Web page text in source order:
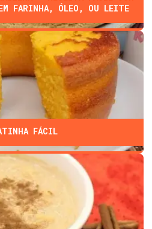
FARINHA, ÓLEO, OU LEITE
FÁCIL